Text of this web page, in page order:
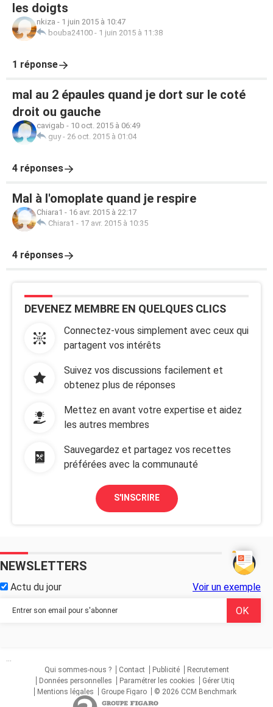
les doigts
nkiza - 1 juin 2015 à 10:47
bouba24100 - 1 juin 2015 à 11:38
1 réponse
mal au 2 épaules quand je dort sur le coté
droit ou gauche
cavigab - 10 oct. 2015 à 06:49
guy- 26 oct. 2015 à 01:04
4 réponses
Mal à l'omoplate quand je respire
Chiara1 - 16 avr. 2015 à 22:17
Chiara1 - 17 avr. 2015 à 10:35
4 réponses
DEVENEZ MEMBRE EN QUELQUES CLICS
Connectez-vous simplement avec ceux qui
partagent vos intérêts
Suivez vos discussions facilement et
obtenez plus de réponses
Mettez en avant votre expertise et aidez
les autres membres
Sauvegardez et partagez vos recettes
préférées avec la communauté
S'INSCRIRE
NEWSLETTERS
Actu du jour Voir un exemple
...
Qui sommes-nous ?
Contact Publicité
Recrutement
Données personnelles
Paramétrer les cookies
Gérer Utiq
Mentions légales
Groupe Figaro © 2026 CCM Benchmark